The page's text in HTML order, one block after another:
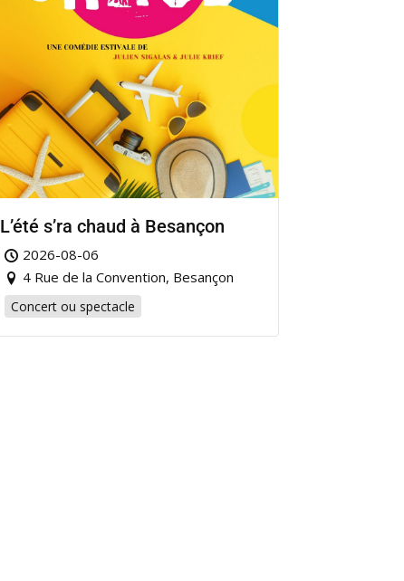
L’été s’ra chaud à Besançon
2026-08-06
4 Rue de la Convention, Besançon
Concert ou spectacle